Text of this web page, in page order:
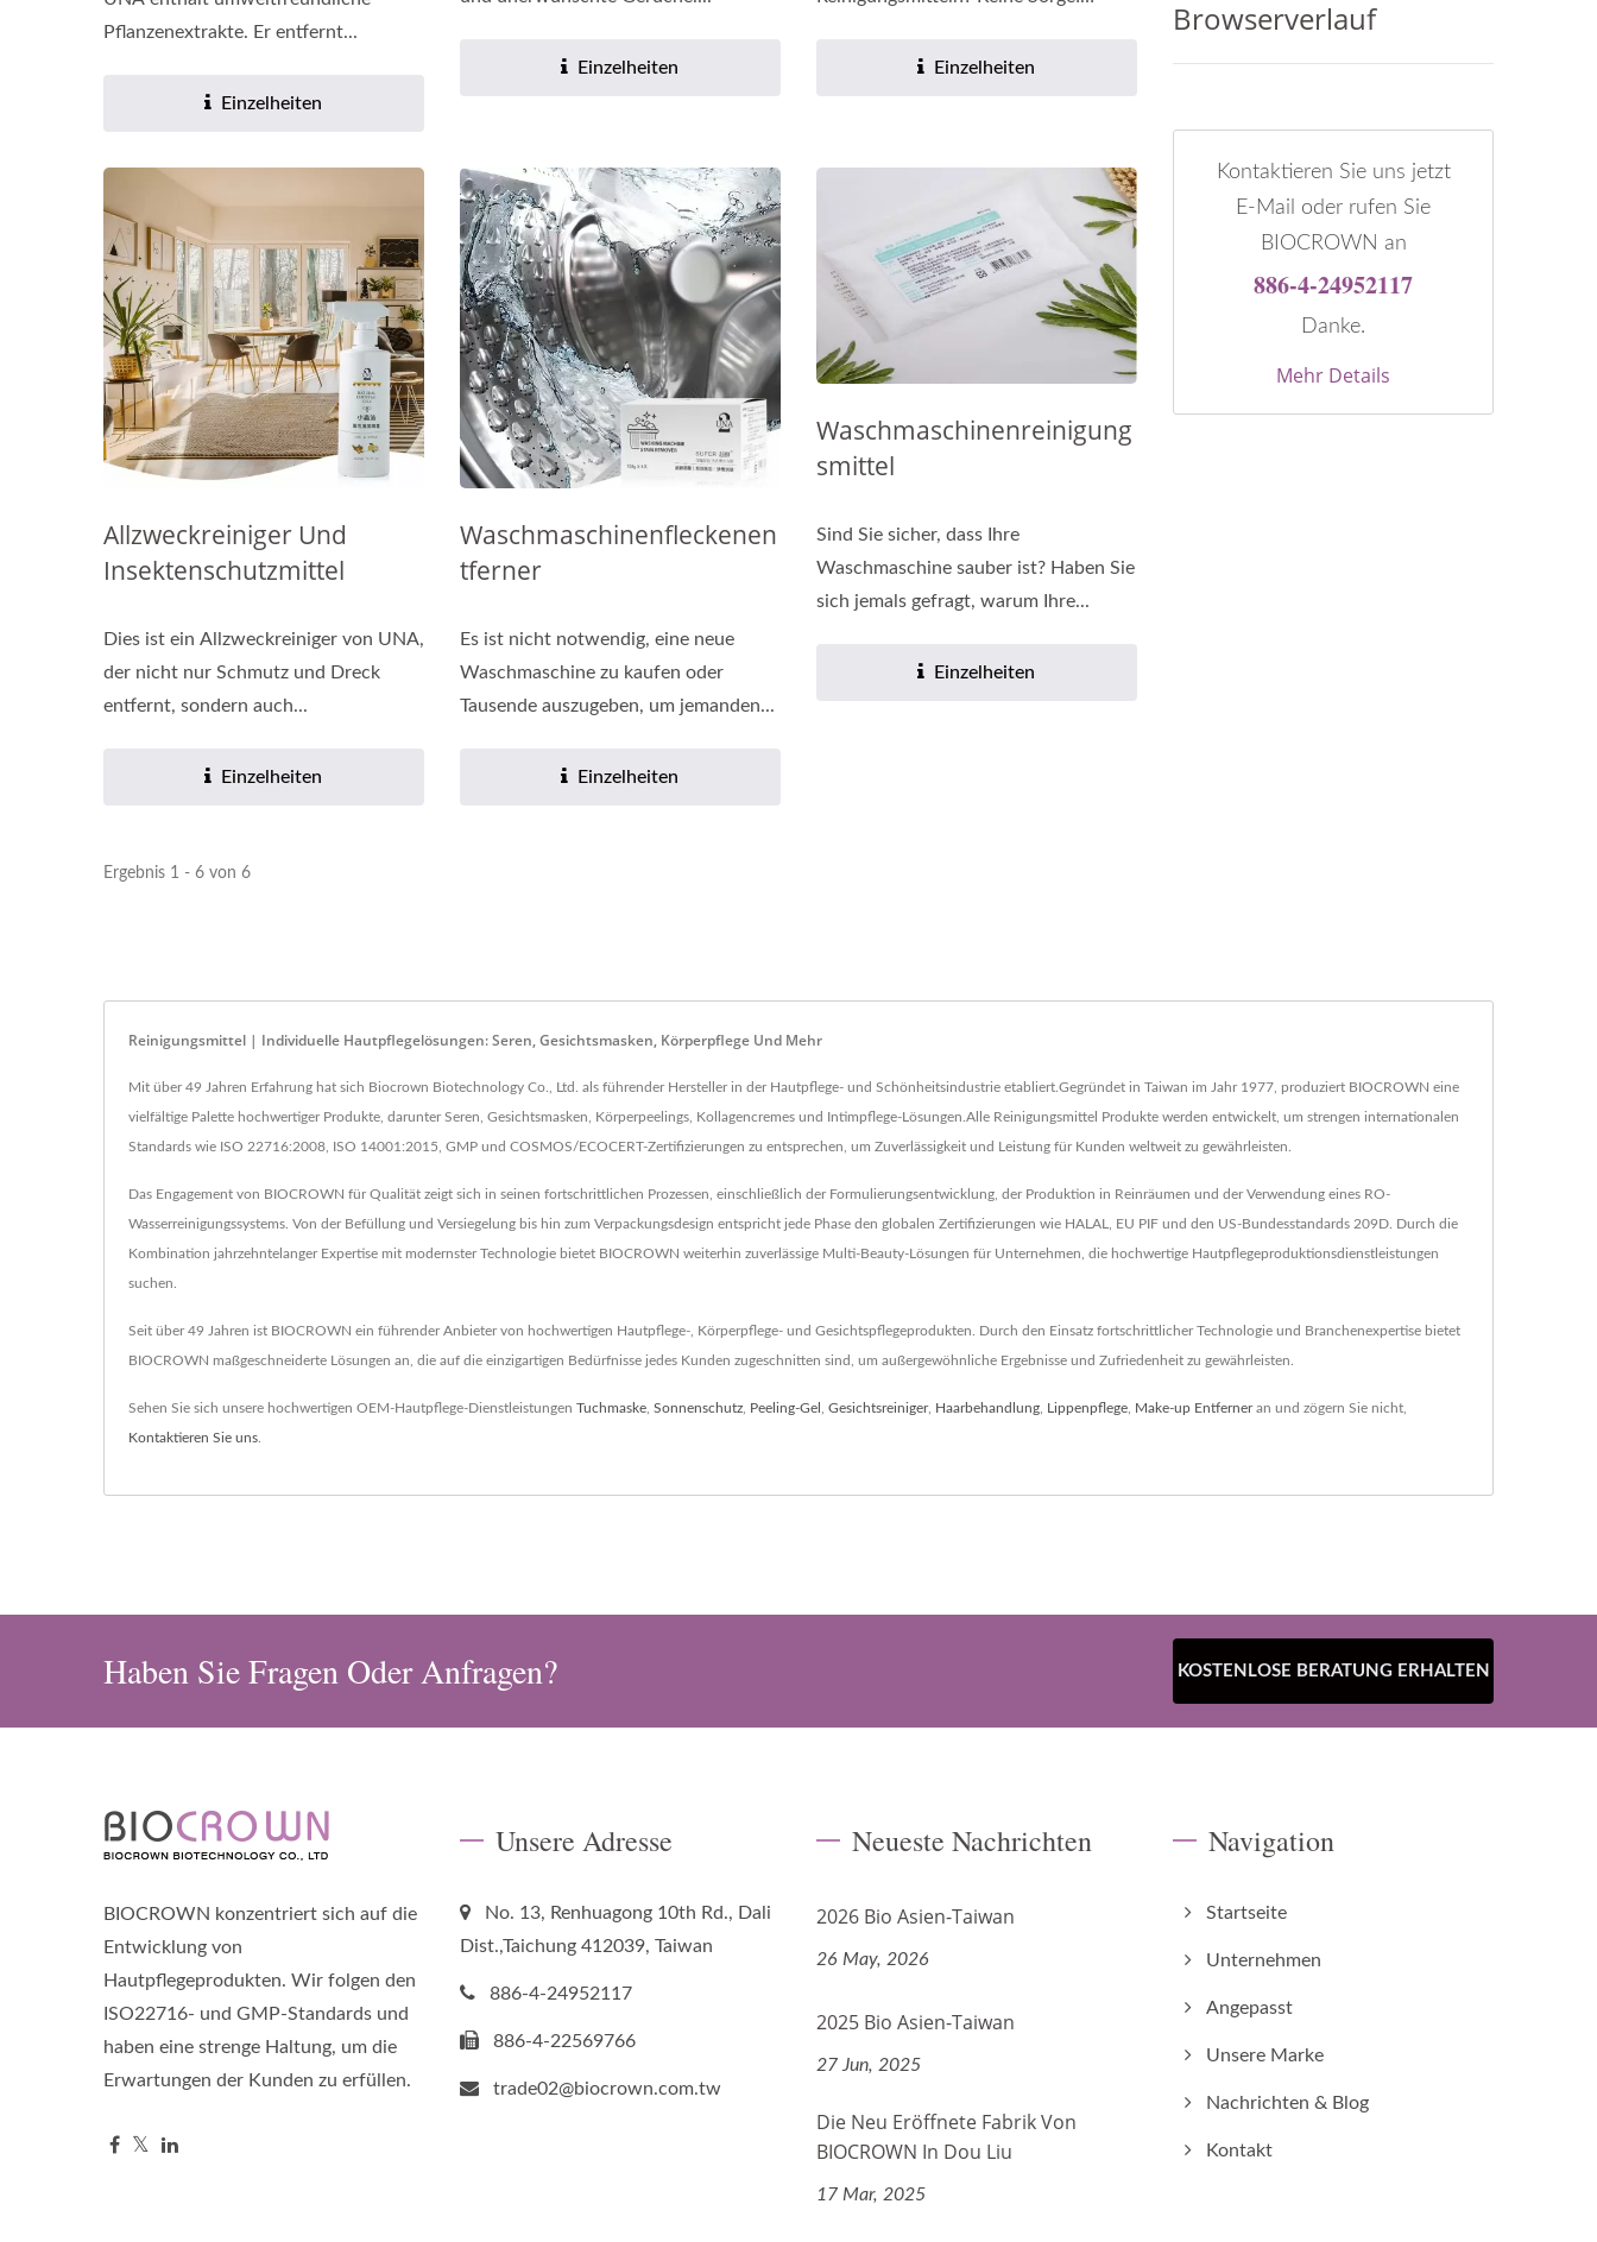
Pflanzenextrakte. Er entfernt...
Einzelheiten
Einzelheiten
Einzelheiten
Allzweckreiniger Und
Insektenschutzmittel
Dies ist ein Allzweckreiniger von UNA,
der nicht nur Schmutz und Dreck
entfernt, sondern auch...
Einzelheiten
Waschmaschinenfleckenen
Tferner
Es ist nicht notwendig, eine neue
Waschmaschine zu kaufen oder
Tausende auszugeben, um jemanden...
Einzelheiten
Waschmaschinenreinigung
Smittel
Sind Sie sicher, dass Ihre
Waschmaschine sauber ist? Haben Sie
sich jemals gefragt, warum Ihre...
Einzelheiten
Ergebnis 1 - 6 von 6
Browserverlauf
Kontaktieren Sie uns jetzt
E-Mail oder rufen Sie
BIOCROWN an
886-4-24952117
Danke.
Mehr Details
Reinigungsmittel | Individuelle Hautpflegelösungen: Seren, Gesichtsmasken, Körperpflege Und Mehr
Mit über 49 Jahren Erfahrung hat sich Biocrown Biotechnology Co., Ltd. als führender Hersteller in der Hautpflege- und Schönheitsindustrie etabliert.Gegründet in Taiwan im Jahr 1977, produziert BIOCROWN eine
vielfältige Palette hochwertiger Produkte, darunter Seren, Gesichtsmasken, Körperpeelings, Kollagencremes und Intimpflege-Lösungen.Alle Reinigungsmittel Produkte werden entwickelt, um strengen internationalen
Standards wie ISO 22716:2008, ISO 14001:2015, GMP und COSMOS/ECOCERT-Zertifizierungen zu entsprechen, um Zuverlässigkeit und Leistung für Kunden weltweit zu gewährleisten.
Das Engagement von BIOCROWN für Qualität zeigt sich in seinen fortschrittlichen Prozessen, einschließlich der Formulierungsentwicklung, der Produktion in Reinräumen und der Verwendung eines RO-
Wasserreinigungssystems. Von der Befüllung und Versiegelung bis hin zum Verpackungsdesign entspricht jede Phase den globalen Zertifizierungen wie HALAL, EU PIF und den US-Bundesstandards 209D. Durch die
Kombination jahrzehntelanger Expertise mit modernster Technologie bietet BIOCROWN weiterhin zuverlässige Multi-Beauty-Lösungen für Unternehmen, die hochwertige Hautpflegeproduktionsdienstleistungen
suchen.
Seit über 49 Jahren ist BIOCROWN ein führender Anbieter von hochwertigen Hautpflege-, Körperpflege- und Gesichtspflegeprodukten. Durch den Einsatz fortschrittlicher Technologie und Branchenexpertise bietet
BIOCROWN maßgeschneiderte Lösungen an, die auf die einzigartigen Bedürfnisse jedes Kunden zugeschnitten sind, um außergewöhnliche Ergebnisse und Zufriedenheit zu gewährleisten.
Sehen Sie sich unsere hochwertigen OEM-Hautpflege-Dienstleistungen Tuchmaske Sonnenschutz Peeling-Gel Gesichtsreiniger, Haarbehandlung Lippenpflege Make-up Entferneran und zögern Sie nicht,
Kontaktieren Sie uns
Haben Sie Fragen Oder Anfragen? KOSTENLOSE BERATUNG ERHALTEN
BIOCROWN konzentriert sich auf die
Entwicklung von
Hautpflegeprodukten. Wir folgen den
ISO22716- und GMP-Standards und
haben eine strenge Haltung, um die
Erwartungen der Kunden zu erfüllen.
Unsere Adresse
No. 13, Renhuagong 10th Rd., Dali
Dist.,Taichung 412039, Taiwan
886-4-24952117
886-4-22569766
trade02@biocrown.com.tw
Neueste Nachrichten
2026 Bio Asien-Taiwan
26 May, 2026
2025 Bio Asien-Taiwan
27 Jun, 2025
Die Neu Eröffnete Fabrik Von
BIOCROWN In Dou Liu
17 Mar, 2025
Navigation
Startseite
Unternehmen
Angepasst
Unsere Marke
Nachrichten & Blog
Kontakt